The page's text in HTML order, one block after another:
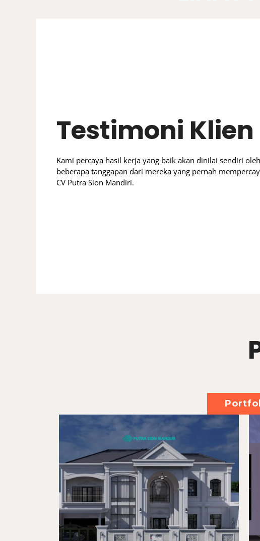
Testimoni Klien
Kami percaya hasil kerja yang baik akan dinilai sendiri
beberapa tanggapan dari mereka yang pernah
CV Putra Sion Mandiri.
sebelumnya. Hasil desain rumahnya
tapi tetap terasa hangat dan nyaman.